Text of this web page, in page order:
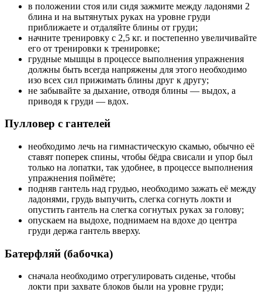
в положении стоя или сидя зажмите между ладонями 2
блина и на вытянутых руках на уровне груди
приближаете и отдаляйте блины от груди;
начните тренировку с 2,5 кг. и постепенно увеличивайте
его от тренировки к тренировке;
грудные мышцы в процессе выполнения упражнения
должны быть всегда напряжены для этого необходимо
изо всех сил прижимать блины друг к другу;
не забывайте за дыхание, отводя блины — выдох, а
приводя к груди — вдох.
Пулловер с гантелей
необходимо лечь на гимнастическую скамью, обычно её
ставят поперек спины, чтобы бёдра свисали и упор был
только на лопатки, так удобнее, в процессе выполнения
упражнения поймёте;
подняв гантель над грудью, необходимо зажать её между
ладонями, грудь выпучить, слегка согнуть локти и
опустить гантель на слегка согнутых руках за голову;
опускаем на выдохе, поднимаем на вдохе до центра
груди держа гантель вверху.
Батерфляй (бабочка)
сначала необходимо отрегулировать сиденье, чтобы
локти при захвате блоков были на уровне груди;